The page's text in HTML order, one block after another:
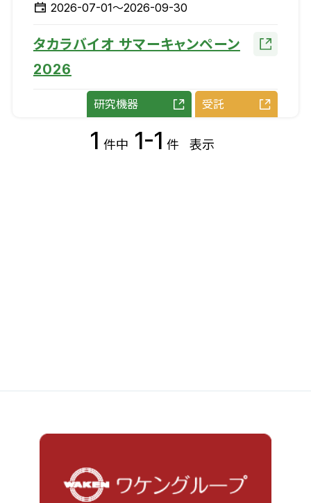
2026-07-01～2026-09-30
タカラバイオ サマーキャンペーン
2026
研究機器 受託
1 件中 1-1 件 表示